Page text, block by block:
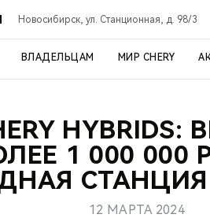
Новосибирск, ул. Станционная, д. 98/3
ВЛАДЕЛЬЦАМ МИР CHERY
1 000 000
12 МАРТА 2024